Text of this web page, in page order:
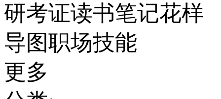
研考证读书笔记花样
导图职场技能
更多